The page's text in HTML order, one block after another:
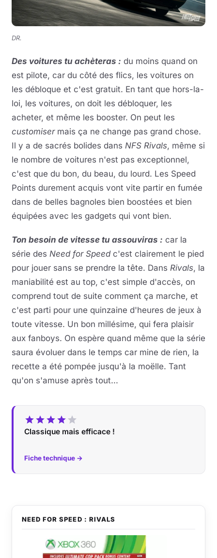
DR.
Des voitures tu achèteras : du moins quand on
est pilote, car du côté des flics, les voitures on
les débloque et c'est gratuit. En tant que hors-la-
loi, les voitures, on doit les débloquer, les
acheter, et même les booster. On peut les
customisermais ça ne change pas grand chose.
Il y a de sacrés bolides dans NFS Rivals, même si
le nombre de voitures n'est pas exceptionnel,
c'est que du bon, du beau, du lourd. Les Speed
Points durement acquis vont vite partir en fumée
dans de belles bagnoles bien boostées et bien
équipées avec les gadgets qui vont bien.
Ton besoin de vitesse tu assouviras : car la
série des Need for Speedc'est clairement le pied
pour jouer sans se prendre la tête. Dans Rivals, la
maniabilité est au top, c'est simple d'accès, on
comprend tout de suite comment ça marche, et
c'est parti pour une quinzaine d'heures de jeux à
toute vitesse. Un bon millésime, qui fera plaisir
aux fanboys. On espère quand même que la série
saura évoluer dans le temps car mine de rien, la
recette a été pompée jusqu'à la moëlle. Tant
qu'on s'amuse après tout...
Classique mais efficace !
Fiche technique →
NEED FOR SPEED : RIVALS